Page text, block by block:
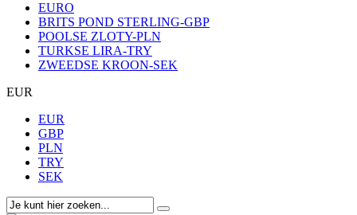
EURO
BRITS POND STERLING-GBP
POOLSE ZLOTY-PLN
TURKSE LIRA-TRY
ZWEEDSE KROON-SEK
EUR
EUR
GBP
PLN
TRY
SEK